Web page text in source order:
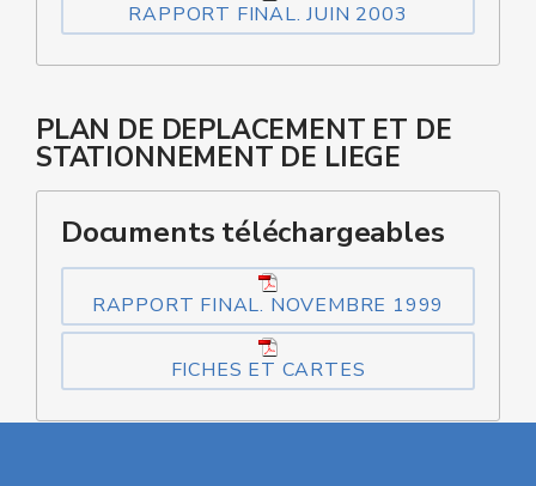
RAPPORT FINAL. JUIN 2003
PLAN DE DEPLACEMENT ET DE
STATIONNEMENT DE LIEGE
Documents téléchargeables
RAPPORT FINAL. NOVEMBRE 1999
FICHES ET CARTES